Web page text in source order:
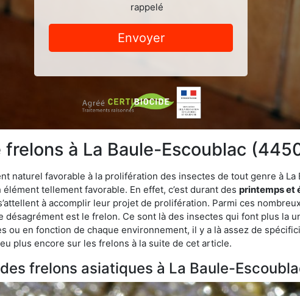
rappelé
Envoyer
à La Baule-Escoublac
naturel favorable à la prolifération des insectes de tout genre à
tellement favorable. En effet, c’est durant des printemps et
à accomplir leur projet de prolifération. Parmi ces
est le frelon. Ce sont là des insectes qui font plus la
ou en fonction de chaque environnement, il y a là assez de
plus encore sur les frelons à la suite de cet article.
frelons asiatiques à La Baule-